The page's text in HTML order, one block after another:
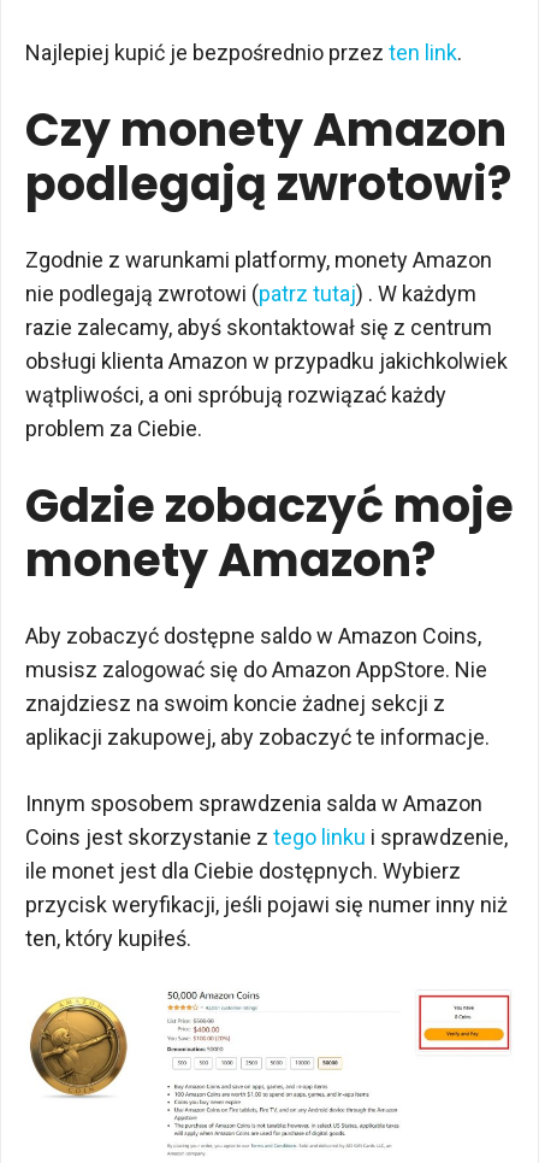
Najlepiej kupić je bezpośrednio przez ten link.
Czy monety Amazon
podlegają zwrotowi?
Zgodnie z warunkami platformy, monety Amazon
nie podlegają zwrotowi (patrz tutaj) . W każdym
razie zalecamy, abyś skontaktował się z centrum
obsługi klienta Amazon w przypadku jakichkolwiek
wątpliwości, a oni spróbują rozwiązać każdy
problem za Ciebie.
Gdzie zobaczyć moje
monety Amazon?
Aby zobaczyć dostępne saldo w Amazon Coins,
musisz zalogować się do Amazon AppStore. Nie
znajdziesz na swoim koncie żadnej sekcji z
aplikacji zakupowej, aby zobaczyć te informacje.
Innym sposobem sprawdzenia salda w Amazon
Coins jest skorzystanie z tego linku i sprawdzenie,
ile monet jest dla Ciebie dostępnych. Wybierz
przycisk weryfikacji, jeśli pojawi się numer inny niż
ten, który kupiłeś.